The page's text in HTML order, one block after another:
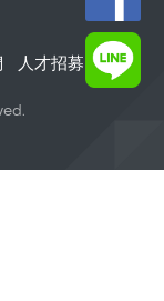
人才招募